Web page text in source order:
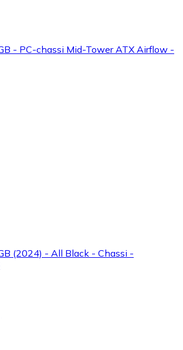
- PC-chassi Mid-Tower ATX Airflow -
(2024) - All Black - Chassi -